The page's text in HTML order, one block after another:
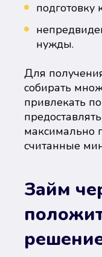
подготовку
нужды.
Для
собирать
привлекать
максимально
считанные
Займ